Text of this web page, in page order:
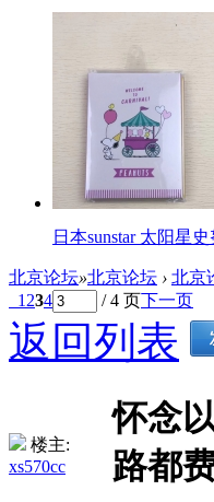
日本sunstar 太阳星
北京论坛»北京论坛 › 北京
1 234 / 4 页下一页
返回列表
楼主:
xs570cc
怀念
路都